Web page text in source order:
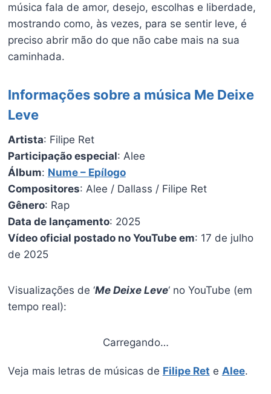
música fala de amor, desejo, escolhas e liberdade,
mostrando como, às vezes, para se sentir leve, é
preciso abrir mão do que não cabe mais na sua
caminhada.
Informações sobre a música Me Deixe
Leve
Artista: Filipe Ret
Participação especial: Alee
Álbum: Nume – Epílogo
Compositores: Alee / Dallass / Filipe Ret
Gênero: Rap
Data de lançamento: 2025
Vídeo oficial postado no YouTube em: 17 de julho
de 2025
Visualizações de ‘Me Deixe Leve‘ no YouTube (em
tempo real):
Carregando…
Veja mais letras de músicas de Filipe Ret e Alee.